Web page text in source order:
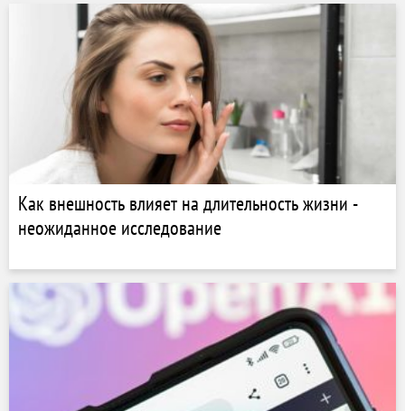
Как внешность влияет на длительность жизни -
неожиданное исследование